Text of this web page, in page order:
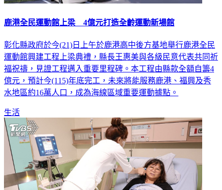
鹿港全民運動館上梁 4億元打造全齡運動新場館
彰化縣政府於今(21)日上午於鹿港高中後方基地舉行鹿港全民
運動館興建工程上梁典禮，縣長王惠美與各級民意代表共同祈
福祝禱，見證工程邁入重要里程碑。本工程由縣款全額自籌4
億元，預計今(115)年底完工，未來將能服務鹿港、福興及秀
水地區約16萬人口，成為海線區域重要運動據點。
生活